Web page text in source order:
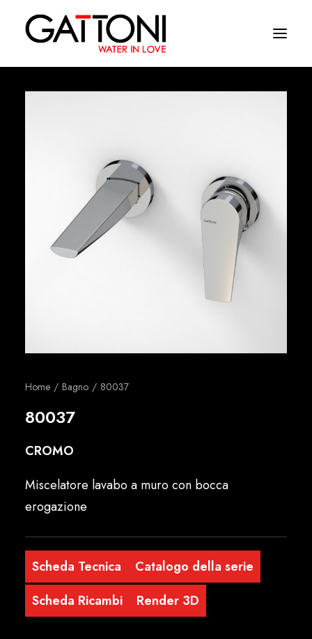
Media
Dove acquistare
Home Bagno 80037
80037
CROMO
Miscelatore lavabo a muro con bocca
erogazione
Scheda Tecnica
Catalogo della serie
Scheda Ricambi
Render 3D